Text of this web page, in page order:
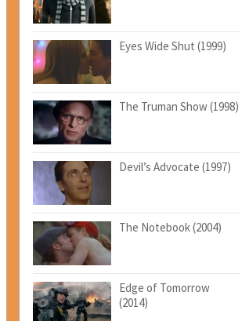
Eyes Wide Shut (1999)
The Truman Show (1998)
Devil’s Advocate (1997)
The Notebook (2004)
Edge of Tomorrow
(2014)